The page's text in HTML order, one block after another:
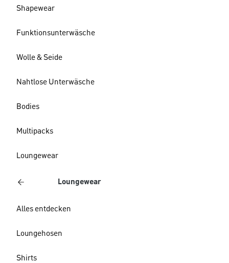
Shapewear
Funktionsunterwäsche
Wolle & Seide
Nahtlose Unterwäsche
Bodies
Multipacks
Loungewear
Loungewear
Alles entdecken
Loungehosen
Shirts